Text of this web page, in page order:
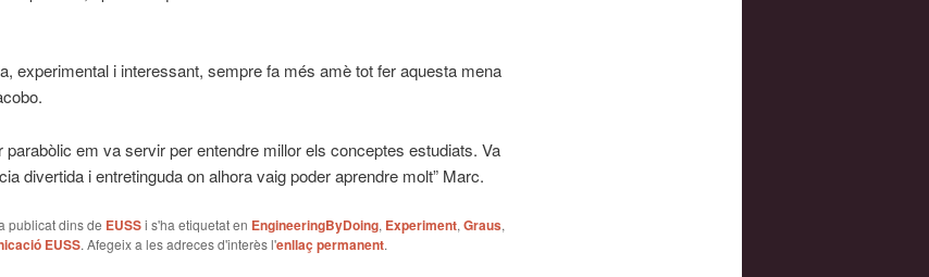
experimental i interessant, sempre fa més amè tot fer aquesta mena
parabòlic em va servir per entendre millor els conceptes estudiats. Va
divertida i entretinguda on alhora vaig poder aprendre molt” Marc.
publicat dins de EUSSi s'ha etiquetat en EngineeringByDoing, Experiment, Graus,
EUSS. Afegeix a les adreces d'interès l'enllaç permanent.